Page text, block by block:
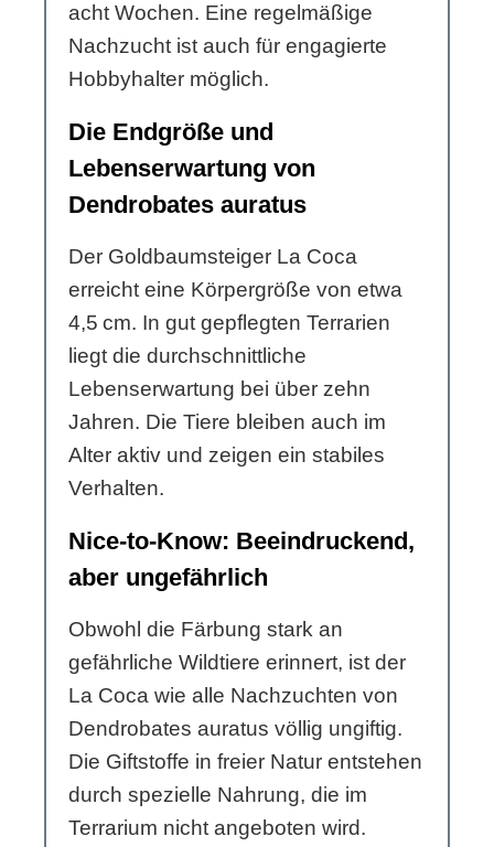
acht Wochen. Eine regelmäßige
Nachzucht ist auch für engagierte
Hobbyhalter möglich.
Die Endgröße und
Lebenserwartung von
Dendrobates auratus
Der Goldbaumsteiger La Coca
erreicht eine Körpergröße von etwa
4,5 cm. In gut gepflegten Terrarien
liegt die durchschnittliche
Lebenserwartung bei über zehn
Jahren. Die Tiere bleiben auch im
Alter aktiv und zeigen ein stabiles
Verhalten.
Nice-to-Know: Beeindruckend,
aber ungefährlich
Obwohl die Färbung stark an
gefährliche Wildtiere erinnert, ist der
La Coca wie alle Nachzuchten von
Dendrobates auratus völlig ungiftig.
Die Giftstoffe in freier Natur entstehen
durch spezielle Nahrung, die im
Terrarium nicht angeboten wird.